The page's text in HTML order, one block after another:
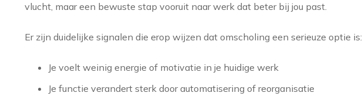
vlucht, maar een bewuste stap vooruit naar werk dat beter bij jou past.
Er zijn duidelijke signalen die erop wijzen dat omscholing een serieuze optie is:
Je voelt weinig energie of motivatie in je huidige werk
Je functie verandert sterk door automatisering of reorganisatie